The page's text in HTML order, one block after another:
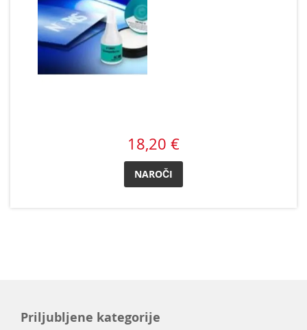
18,20 €
NAROČI
Priljubljene kategorije